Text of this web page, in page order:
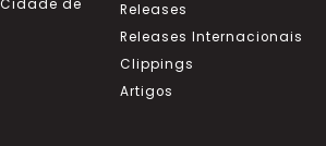
de
Releases
Releases Internacionais
Clippings
Artigos